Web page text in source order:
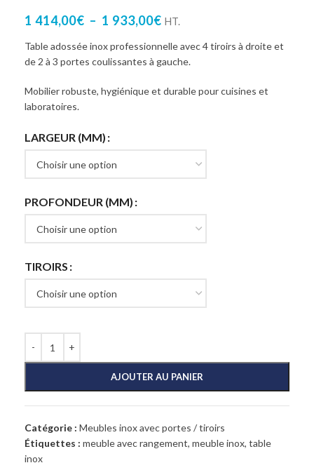
1 414,00€ – 1 933,00€ HT.
Table adossée inox professionnelle avec 4 tiroirs à droite et
de 2 à 3 portes coulissantes à gauche.
Mobilier robuste, hygiénique et durable pour cuisines et
laboratoires.
LARGEUR (MM)
PROFONDEUR (MM)
TIROIRS
AJOUTER AU PANIER
Catégorie : Meubles inox avec portes / tiroirs
Étiquettes : meuble avec rangement, meuble inox, table
inox